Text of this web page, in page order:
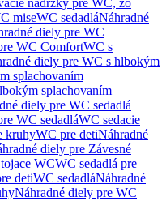
nádržky pre WC, zo
miseWC sedadláNáhradné
diely pre WC
WC ComfortWC s
diely pre WC s hlbokým
splachovaním
splachovaním
diely pre WC sedadlá
WC sedadláWC sedacie
kruhyWC pre detiNáhradné
diely pre Závesné
WCWC sedadlá pre
detiWC sedadláNáhradné
Náhradné diely pre WC